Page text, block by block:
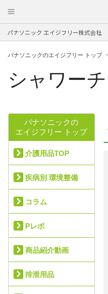
パナソニック エイジフリー株式会社
パナソニックのエイジフリー トップ
シャワー
パナソニックの
エイジフリー トップ
介護用品TOP
疾病別 環境整備
コラム
Pレポ
商品紹介動画
排泄用品